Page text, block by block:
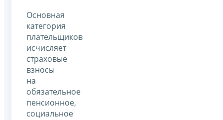
Основная
категория
плательщиков
исчисляет
страховые
взносы
на
обязательное
пенсионное,
социальное